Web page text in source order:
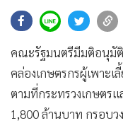
• ผู้จัดกวน
• Good health &
• Green Innovation &
• Management & HR
• MGR Live
คณะรัฐมนตรีมีมติอนุมัติ
คล่องเกษตรกรผู้เพาะเ
ตามที่กระทรวงเกษตร
1,800 ล้านบาท กรอบว